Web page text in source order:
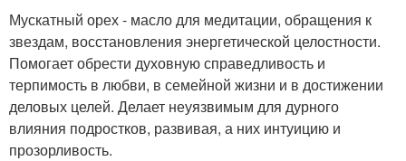
Мускатный орех - масло для медитации, обращения к
звездам, восстановления энергетической целостности.
Помогает обрести духовную справедливость и
терпимость в любви, в семейной жизни и в достижении
деловых целей. Делает неуязвимым для дурного
влияния подростков, развивая, а них интуицию и
прозорливость.